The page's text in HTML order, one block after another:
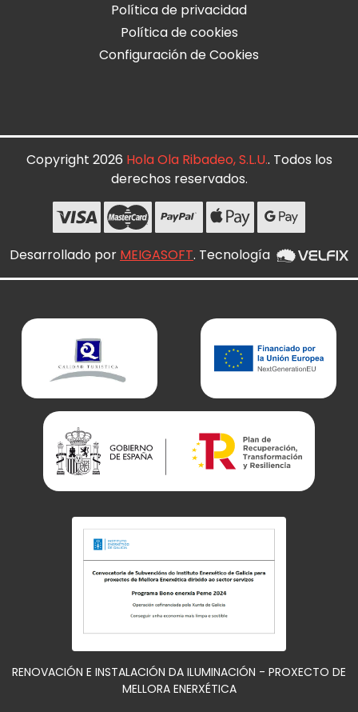
Política de privacidad
Política de cookies
Configuración de Cookies
Copyright 2026 Hola Ola Ribadeo, S.L.U.. Todos los
derechos reservados.
Desarrollado por MEIGASOFT. Tecnología
RENOVACIÓN E INSTALACIÓN DA ILUMINACIÓN - PROXECTO DE
MELLORA ENERXÉTICA